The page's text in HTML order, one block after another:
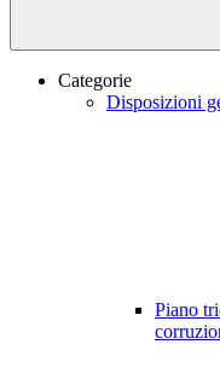
Categorie
Disposizioni
Piano